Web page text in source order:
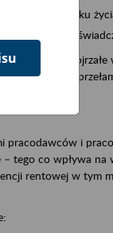
roku
i przyszłych
osoby
zdrowie oraz
pracodawców i
tego co wpływa na
rentowej w tym